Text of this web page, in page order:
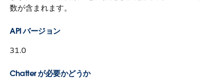
数が含まれます。
API バージョン
31.0
Chatter が必要かどうか